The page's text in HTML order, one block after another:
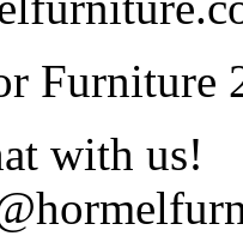
Furniture
with us!